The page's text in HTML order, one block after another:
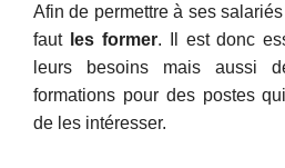
Afin de permettre à ses salariés
faut les former. Il est donc
leurs besoins mais aussi
formations pour des postes
de les intéresser.